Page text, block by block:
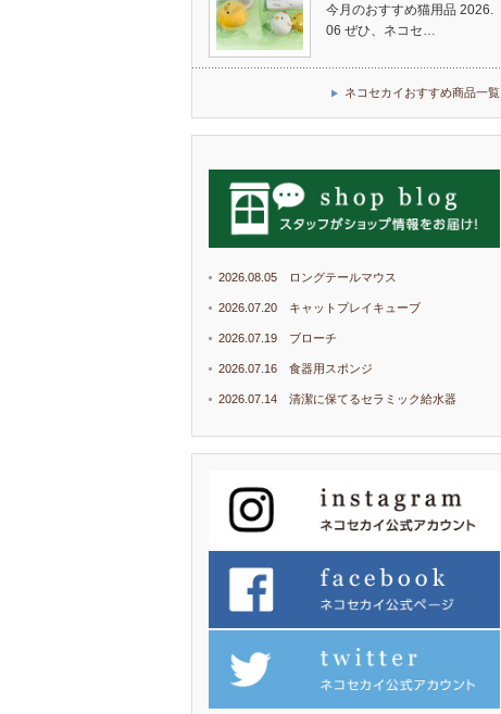
今月のおすすめ猫用品 2026.
06 ぜひ、ネコセ…
ネコセカイおすすめ商品一覧
2026.08.05 ロングテールマウス
2026.07.20 キャットプレイキューブ
2026.07.19 ブローチ
2026.07.16 食器用スポンジ
2026.07.14 清潔に保てるセラミック給水器